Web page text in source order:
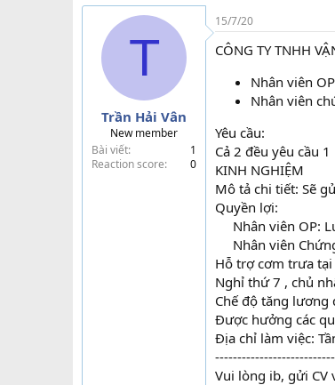
r
à
y
g
T
Trần Hải Vân
New member
Bài viết
1
Reaction score
0
15/7/20
CÔNG TY TNHH
Nhân viên
Nhân viên
Yêu cầu:
Cả 2 đều yêu cầu
KINH NGHIỆM
Mô tả chi tiết: Sẽ
Quyền lợi:
Nhân viên OP:
Nhân viên
Hỗ trợ cơm trưa tại
Nghỉ thứ 7 , chủ
Chế độ tăng
Được hưởng các
Địa chỉ làm việc:
Vui lòng ib, gửi CV